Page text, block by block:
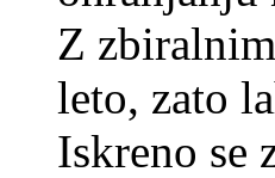
Z
leto, zato
Iskreno se